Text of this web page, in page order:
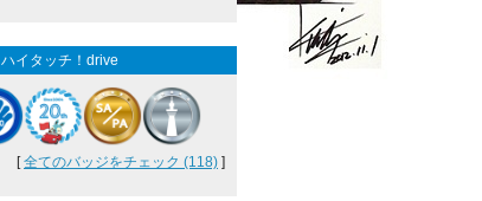
ハイタッチ！drive
[全てのバッジをチェック (118) ]